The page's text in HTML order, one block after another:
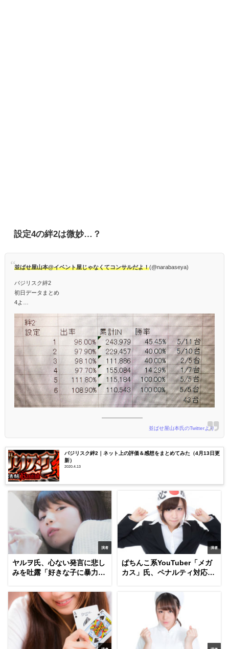
設定4の絆2は微妙…？
並ばせ屋山本@イベント屋じゃなくてコンサルだよ！(@narabaseya)
バジリスク絆2
初日データまとめ
4よ…
並ばせ屋山本氏のTwitterより
バジリスク絆2｜ネット上の評価＆感想をまとめてみた（4月13日更
新）
2020.4.13
演者
ヤルヲ氏、心ない発言に悲し
みを吐露「好きな子に暴力を
演者
ぱちんこ系YouTuber「メガ
カス」氏、ペナルティ対応で